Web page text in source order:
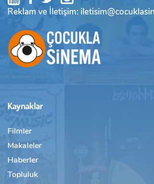
Reklam ve İletişim:
Kaynaklar
Filmler
Makaleler
Haberler
Topluluk